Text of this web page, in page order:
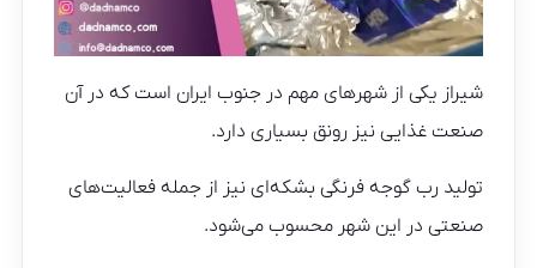
شیراز یکی از شهرهای مهم در جنوب ایران است که در آن
صنعت غذایی نیز رونق بسیاری دارد.
تولید رب گوجه فرنگی بشکه‌ای نیز از جمله فعالیت‌های
صنعتی در این شهر محسوب می‌شود.